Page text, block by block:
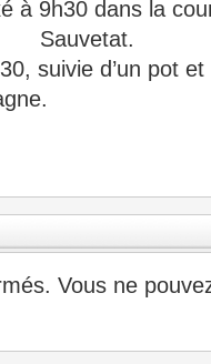
à 9h30 dans la
Sauvetat.
suivie d’un pot et
Vous ne